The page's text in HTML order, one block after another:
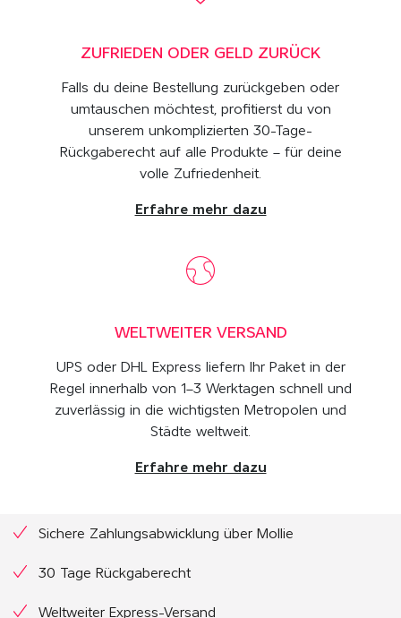
ZUFRIEDEN ODER GELD ZURÜCK
Falls du deine Bestellung zurückgeben oder
umtauschen möchtest, profitierst du von
unserem unkomplizierten 30-Tage-
Rückgaberecht auf alle Produkte – für deine
volle Zufriedenheit.
Erfahre mehr dazu
WELTWEITER VERSAND
UPS oder DHL Express liefern Ihr Paket in der
Regel innerhalb von 1–3 Werktagen schnell und
zuverlässig in die wichtigsten Metropolen und
Städte weltweit.
Erfahre mehr dazu
Sichere Zahlungsabwicklung über Mollie
30 Tage Rückgaberecht
Weltweiter Express-Versand